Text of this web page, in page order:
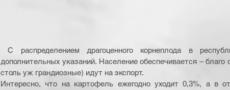
С распределением драгоценного корнеплода в республике более-менее справляются и без
дополнительных указаний. Население обеспечивается –
столь уж грандиозные) идут на экспорт.
Интересно, что на картофель ежегодно уходит 0,3%, а в